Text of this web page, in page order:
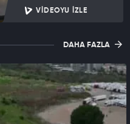
VIDEOYU İZLE
DAHA FAZLA